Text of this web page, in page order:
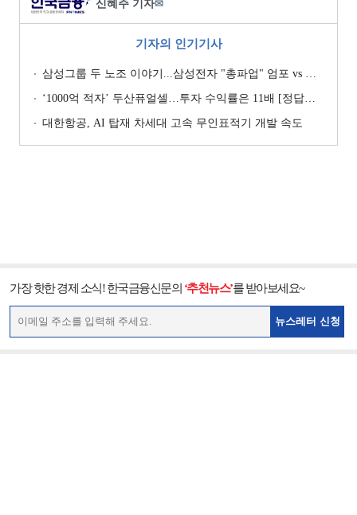
신혜주 기자✉
기자의 인기기사
삼성그룹 두 노조 이야기...삼성전자 "총파업" 엄포 vs 삼성重 '노사 원팀' 자처
‘1000억 적자’ 두산퓨얼셀…투자 수익률은 11배 [정답은 TSR]
대한항공, AI 탑재 차세대 고속 무인표적기 개발 속도
가장 핫한 경제 소식! 한국금융신문의 ‘추천뉴스’를 받아보세요~
뉴스레터 신청